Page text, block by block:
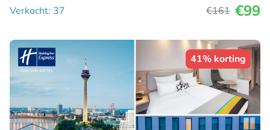
Verkocht: 37
€161 €99
41% korting